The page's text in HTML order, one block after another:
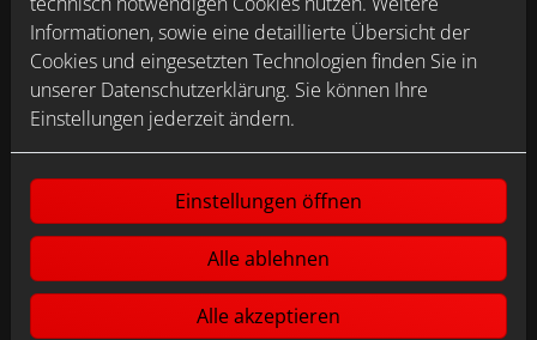
Informationen, sowie eine detaillierte Übersicht der
Cookies und eingesetzten Technologien finden Sie in
unserer Datenschutzerklärung. Sie können Ihre
Einstellungen jederzeit ändern.
Einstellungen öffnen
Alle ablehnen
Alle akzeptieren